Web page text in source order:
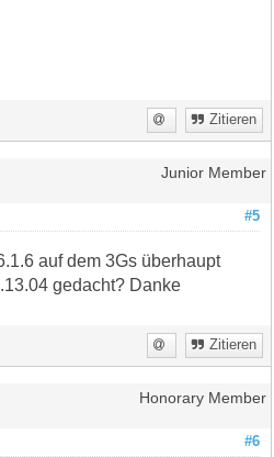
Zitieren
Junior Member
#5
auf dem 3Gs überhaupt
gedacht? Danke
Zitieren
Honorary Member
#6